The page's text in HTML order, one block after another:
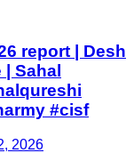
report | Desh
Sahal
#cisf
2026